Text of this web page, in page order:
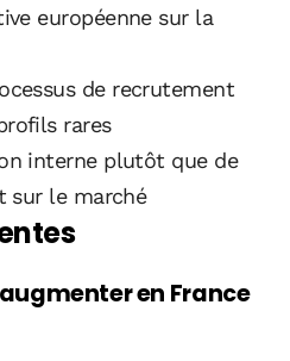
européenne sur la
de recrutement
rares
interne plutôt que de
sur le marché
en France